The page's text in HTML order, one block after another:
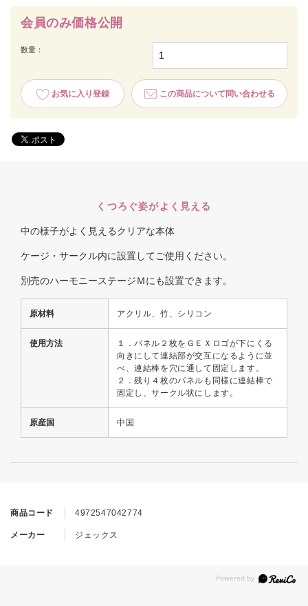
会員のみ価格公開
数量：
お気に入り登録 この商品について問い合わせる
商品コード 4972547042774
メーカー ジェックス
くつろぐ姿がよく見える
中の様子がよく見えるクリアな本体
ケージ・サークル内に設置してご使用ください。
別売のハーモニーステージＭにも設置できます。
原材料 アクリル、竹、シリコン
使用方法
１．パネル２枚をＧＥＸロゴが下にくる
向きにして連結部が交互になるように並
べ、連結棒を穴に通して固定します。
２．残り４枚のパネルも同様に連結棒で
固定し、サークル状にします。
原産国 中国